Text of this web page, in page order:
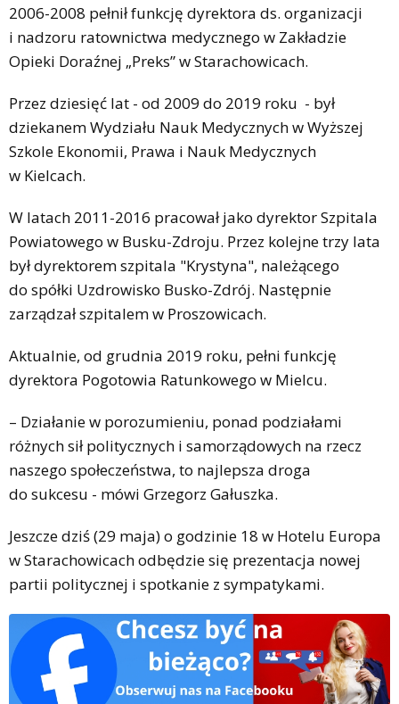
2006-2008 pełnił funkcję dyrektora ds. organizacji
i nadzoru ratownictwa medycznego w Zakładzie
Opieki Doraźnej „Preks” w Starachowicach.
Przez dziesięć lat - od 2009 do 2019 roku - był
dziekanem Wydziału Nauk Medycznych w Wyższej
Szkole Ekonomii, Prawa i Nauk Medycznych
w Kielcach.
W latach 2011-2016 pracował jako dyrektor Szpitala
Powiatowego w Busku-Zdroju. Przez kolejne trzy lata
był dyrektorem szpitala "Krystyna", należącego
do spółki Uzdrowisko Busko-Zdrój. Następnie
zarządzał szpitalem w Proszowicach.
Aktualnie, od grudnia 2019 roku, pełni funkcję
dyrektora Pogotowia Ratunkowego w Mielcu.
– Działanie w porozumieniu, ponad podziałami
różnych sił politycznych i samorządowych na rzecz
naszego społeczeństwa, to najlepsza droga
do sukcesu - mówi Grzegorz Gałuszka.
Jeszcze dziś (29 maja) o godzinie 18 w Hotelu Europa
w Starachowicach odbędzie się prezentacja nowej
partii politycznej i spotkanie z sympatykami.